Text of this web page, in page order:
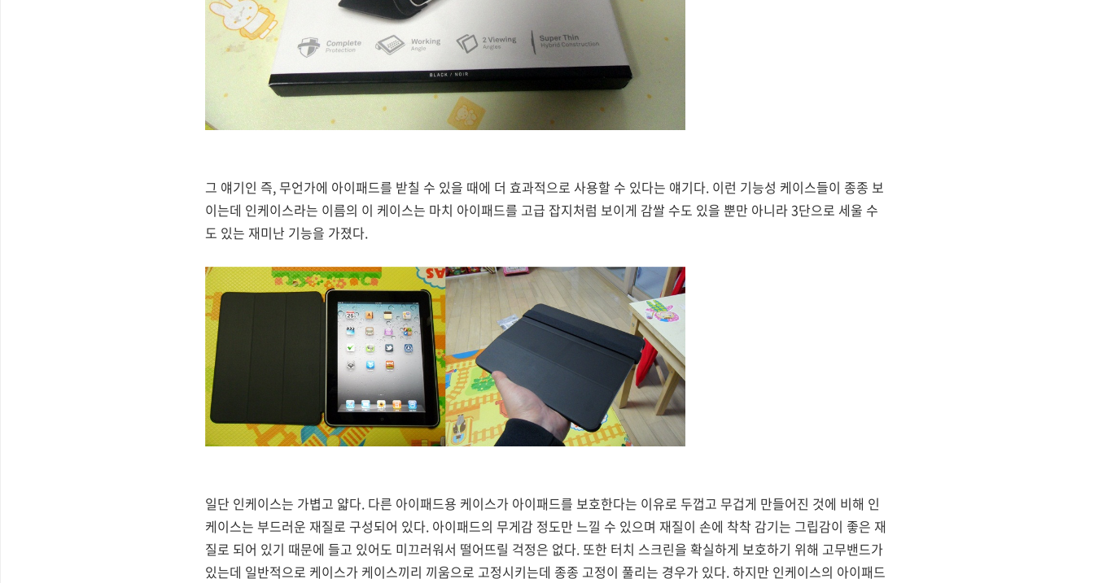
그 얘기인 즉, 무언가에 아이패드를 받칠 수 있을 때에 더 효과적으로 사용할 수 있다는 얘기다. 이런 기능성 케이스들이 종종 보
이는데 인케이스라는 이름의 이 케이스는 마치 아이패드를 고급 잡지처럼 보이게 감쌀 수도 있을 뿐만 아니라 3단으로 세울 수
도 있는 재미난 기능을 가졌다.
일단 인케이스는 가볍고 얇다. 다른 아이패드용 케이스가 아이패드를 보호한다는 이유로 두껍고 무겁게 만들어진 것에 비해 인
케이스는 부드러운 재질로 구성되어 있다. 아이패드의 무게감 정도만 느낄 수 있으며 재질이 손에 착착 감기는 그립감이 좋은 재
질로 되어 있기 때문에 들고 있어도 미끄러워서 떨어뜨릴 걱정은 없다. 또한 터치 스크린을 확실하게 보호하기 위해 고무밴드가
있는데 일반적으로 케이스가 케이스끼리 끼움으로 고정시키는데 종종 고정이 풀리는 경우가 있다. 하지만 인케이스의 아이패드